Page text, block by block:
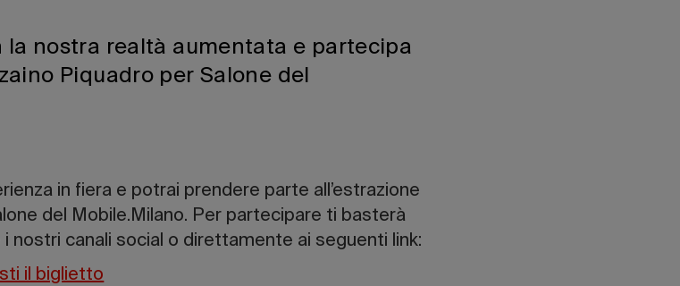
la nostra realtà aumentata e partecipa
Piquadro per Salone del
in fiera e potrai prendere parte all’estrazione
del Mobile.Milano. Per partecipare ti basterà
i nostri canali social o direttamente ai seguenti link:
il biglietto